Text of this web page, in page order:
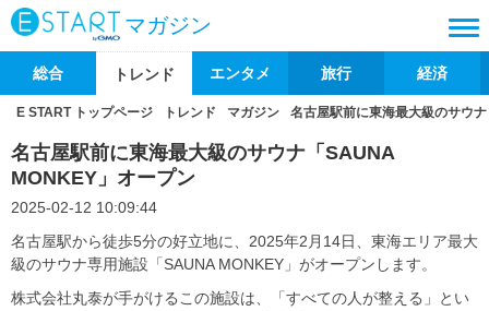
マガジン
総合 トレンド エンタメ 旅行 経済
E START トップページ トレンド マガジン 名古屋駅前に東海最大級のサウ
名古屋駅前に東海最大級のサウナ「SAUNA
MONKEY」オープン
2025-02-12 10:09:44
名古屋駅から徒歩5分の好立地に、2025年2月14日、東海エリア最大
級のサウナ専用施設「SAUNA MONKEY」がオープンします。
株式会社丸泰が手がけるこの施設は、「すべての人が整える」とい